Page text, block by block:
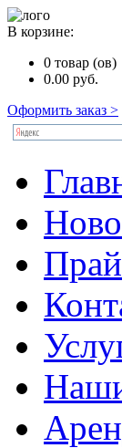
В корзине:
0 товар (ов)
0.00 руб.
Оформить заказ >